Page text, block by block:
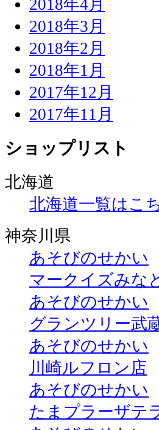
2018年4月
2018年3月
2018年2月
2018年1月
2017年12月
2017年11月
ショップリスト
北海道
北海道一覧はこ
神奈川県
あそびのせかい
マークイズみな
あそびのせかい
グランツリー武
あそびのせかい
川崎ルフロン店
あそびのせかい
たまプラーザテ